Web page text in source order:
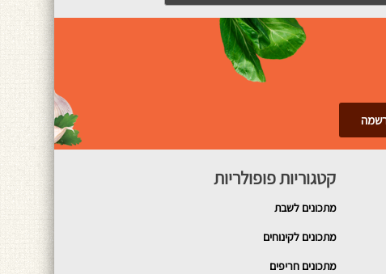
קטגוריות פופולריות
מתכונים לשבת
מתכונים לקינוחים
מתכונים חריפים